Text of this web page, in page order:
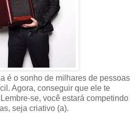
é o sonho de milhares de pessoas
Agora, conseguir que ele te
se, você estará competindo
seja criativo (a).